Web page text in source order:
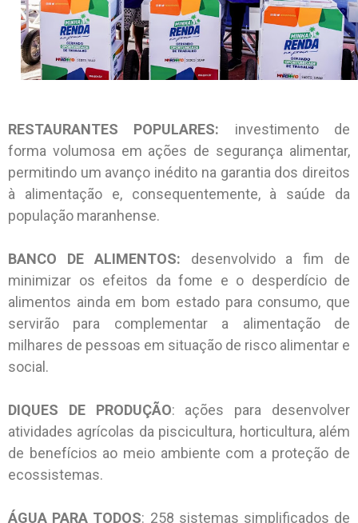
RESTAURANTES POPULARES: investimento de
forma volumosa em ações de segurança alimentar,
permitindo um avanço inédito na garantia dos direitos
à alimentação e, consequentemente, à saúde da
população maranhense.
BANCO DE ALIMENTOS: desenvolvido a fim de
minimizar os efeitos da fome e o desperdício de
alimentos ainda em bom estado para consumo, que
servirão para complementar a alimentação de
milhares de pessoas em situação de risco alimentar e
social.
DIQUES DE PRODUÇÃO: ações para desenvolver
atividades agrícolas da piscicultura, horticultura, além
de benefícios ao meio ambiente com a proteção de
ecossistemas.
ÁGUA PARA TODOS: 258 sistemas simplificados de